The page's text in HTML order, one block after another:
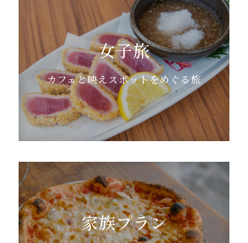
女子旅
カフェと映えスポットをめぐる旅
家族プラン